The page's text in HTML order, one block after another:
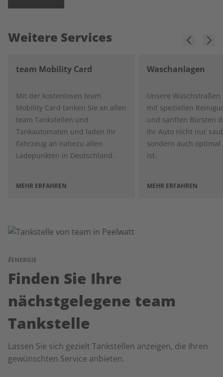
Weitere Services
team Mobility Card
Mit der kostenlosen team
Mobility Card tanken Sie an allen
team Tankstellen und
Tankautomaten und laden Ihr
Fahrzeug an nahezu allen
Ladepunkten in Deutschland.
MEHR ERFAHREN
Waschanlagen
Unsere Waschstraßen
mit speziellen
und sanften Bürsten
Ihr Auto nicht nur
sondern auch optimal
ist.
MEHR ERFAHREN
ENERGIE
Finden Sie Ihre
nächstgelegene team
Tankstelle
Lassen Sie sich gezielt Tankstellen anzeigen, die Ihren
gewünschten Service anbieten.